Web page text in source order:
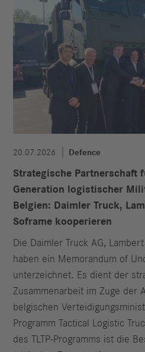
20.07.2026 Defence
Strategische Partnerschaft
Generation logistischer
Belgien: Daimler Truck,
Soframe kooperieren
Die Daimler Truck AG,
haben ein Memorandum of
unterzeichnet. Es dient der
Zusammenarbeit im Zuge der
belgischen
Programm Tactical Logistic
des TLTP-Programms ist die